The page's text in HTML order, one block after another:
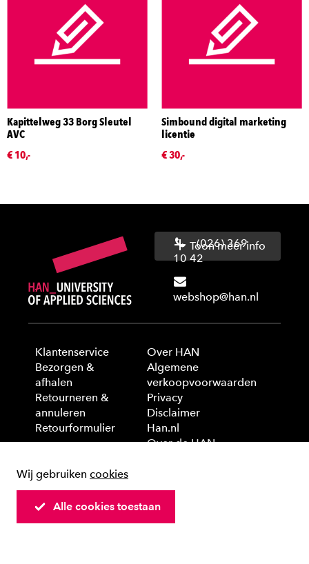
Kapittelweg 33 Borg Sleutel
AVC
€ 10,-
Simbound digital marketing
licentie
€ 30,-
(026) 369
10 42
webshop@han.nl
Toon meer info
Klantenservice
Bezorgen &
afhalen
Retourneren &
annuleren
Retourformulier
Over HAN
Algemene
verkoopvoorwaarden
Privacy
Disclaimer
Han.nl
Over de HAN
Wij gebruiken cookies
Alle cookies toestaan